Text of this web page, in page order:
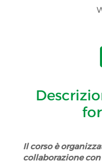
Il corso è
collaborazione